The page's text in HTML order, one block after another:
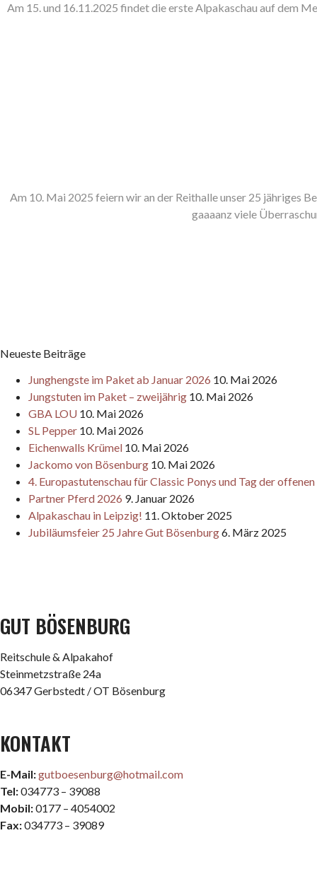
Am 15. und 16.11.2025 findet die erste Alpakaschau auf dem
Am 10. Mai 2025 feiern wir an der Reithalle unser 25 jähriges
gaaaanz viele
Neueste Beiträge
Junghengste im Paket ab Januar 2026 10. Mai 2026
Jungstuten im Paket – zweijährig 10. Mai 2026
GBA LOU 10. Mai 2026
SL Pepper 10. Mai 2026
Eichenwalls Krümel 10. Mai 2026
Jackomo von Bösenburg 10. Mai 2026
4. Europastutenschau für Classic Ponys und Tag der
Partner Pferd 2026 9. Januar 2026
Alpakaschau in Leipzig! 11. Oktober 2025
Jubiläumsfeier 25 Jahre Gut Bösenburg6. März 2025
GUT BÖSENBURG
Reitschule & Alpakahof
Steinmetzstraße 24a
06347 Gerbstedt / OT Bösenburg
KONTAKT
E-Mail:gutboesenburg@hotmail.com
Tel:034773 – 39088
Mobil:0177 – 4054002
Fax:034773 – 39089